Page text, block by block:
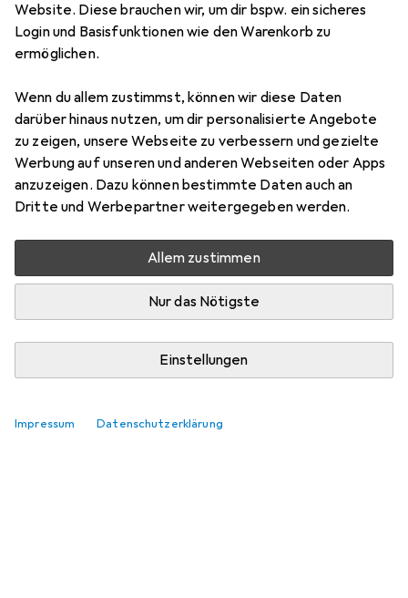
Website. Diese brauchen wir, um dir bspw. ein sicheres
Login und Basisfunktionen wie den Warenkorb zu
ermöglichen.
Wenn du allem zustimmst, können wir diese Daten
darüber hinaus nutzen, um dir personalisierte Angebote
zu zeigen, unsere Webseite zu verbessern und gezielte
Werbung auf unseren und anderen Webseiten oder Apps
anzuzeigen. Dazu können bestimmte Daten auch an
Dritte und Werbepartner weitergegeben werden.
Allem zustimmen
Nur das Nötigste
Einstellungen
Impressum Datenschutzerklärung